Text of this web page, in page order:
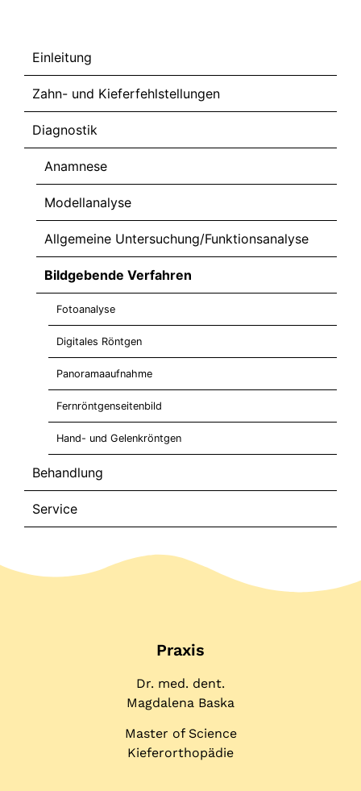
Fachwiki
Einleitung
Zahn- und Kieferfehlstellungen
Diagnostik
Anamnese
Modellanalyse
Allgemeine Untersuchung/Funktionsanalyse
Bildgebende Verfahren
Fotoanalyse
Digitales Röntgen
Panoramaaufnahme
Fernröntgenseitenbild
Hand- und Gelenkröntgen
Behandlung
Service
Praxis
Dr. med. dent.
Magdalena Baska
Master of Science
Kieferorthopädie